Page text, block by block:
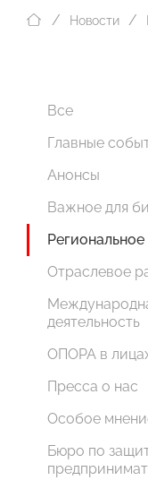
Новости
Все
Главные
Анонсы
Важное для
Отраслевое
деятельность
ОПОРА в
Пресса о нас
Особое
Бюро по